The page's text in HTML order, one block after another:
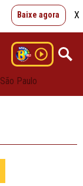
Baixe agora X
São Paulo